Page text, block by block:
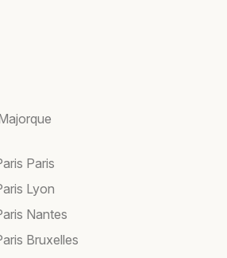
Paris
Lyon
Nantes
Bruxelles